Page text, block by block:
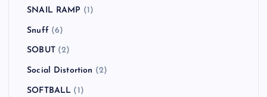
SNAIL RAMP (1)
Snuff (6)
SOBUT(2)
Social Distortion (2)
SOFTBALL (1)